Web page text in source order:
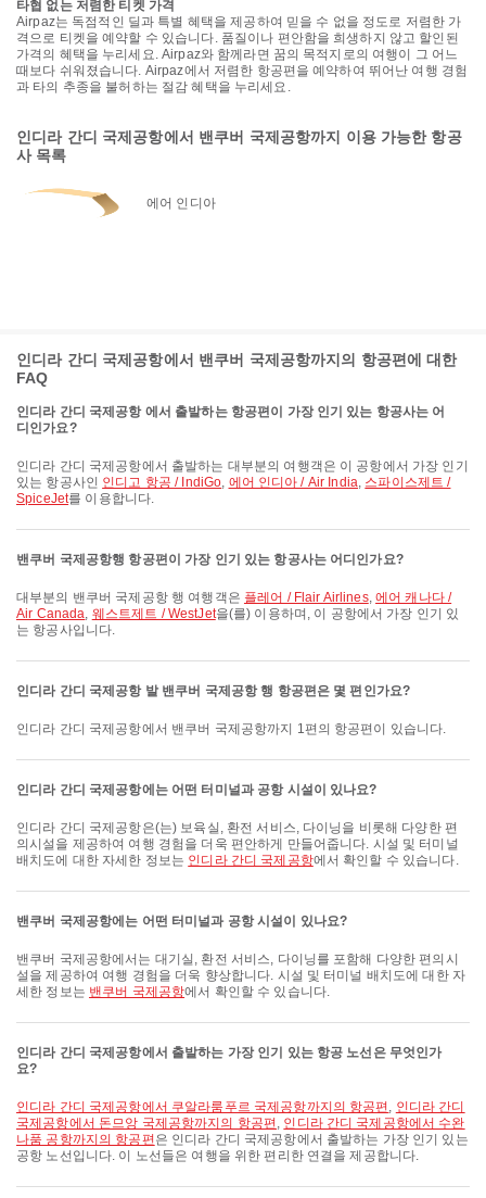
타협 없는 저렴한 티켓 가격
Airpaz는 독점적인 딜과 특별 혜택을 제공하여 믿을 수 없을 정도로 저렴한 가
격으로 티켓을 예약할 수 있습니다. 품질이나 편안함을 희생하지 않고 할인된
가격의 혜택을 누리세요. Airpaz와 함께라면 꿈의 목적지로의 여행이 그 어느
때보다 쉬워졌습니다. Airpaz에서 저렴한 항공편을 예약하여 뛰어난 여행 경험
과 타의 추종을 불허하는 절감 혜택을 누리세요.
인디라 간디 국제공항에서 밴쿠버 국제공항까지 이용 가능한 항공
사 목록
에어 인디아
인디라 간디 국제공항에서 밴쿠버 국제공항까지의 항공편에 대한
FAQ
인디라 간디 국제공항 에서 출발하는 항공편이 가장 인기 있는 항공사는 어
디인가요?
인디라 간디 국제공항에서 출발하는 대부분의 여행객은 이 공항에서 가장 인기
있는 항공사인 인디고 항공 / IndiGo, 에어 인디아 / Air India, 스파이스제트 /
SpiceJet를 이용합니다.
밴쿠버 국제공항행 항공편이 가장 인기 있는 항공사는 어디인가요?
대부분의 밴쿠버 국제공항 행 여행객은 플레어 / Flair Airlines,에어 캐나다 /
Air Canada, 웨스트제트 / WestJet을(를) 이용하며, 이 공항에서 가장 인기 있
는 항공사입니다.
인디라 간디 국제공항 발 밴쿠버 국제공항 행 항공편은 몇 편인가요?
인디라 간디 국제공항에서 밴쿠버 국제공항까지 1편의 항공편이 있습니다.
인디라 간디 국제공항에는 어떤 터미널과 공항 시설이 있나요?
인디라 간디 국제공항은(는) 보육실, 환전 서비스, 다이닝을 비롯해 다양한 편
의시설을 제공하여 여행 경험을 더욱 편안하게 만들어줍니다. 시설 및 터미널
배치도에 대한 자세한 정보는 인디라 간디 국제공항에서 확인할 수 있습니다.
밴쿠버 국제공항에는 어떤 터미널과 공항 시설이 있나요?
밴쿠버 국제공항에서는 대기실, 환전 서비스, 다이닝를 포함해 다양한 편의시
설을 제공하여 여행 경험을 더욱 향상합니다. 시설 및 터미널 배치도에 대한 자
세한 정보는 밴쿠버 국제공항에서 확인할 수 있습니다.
인디라 간디 국제공항에서 출발하는 가장 인기 있는 항공 노선은 무엇인가
요?
인디라 간디 국제공항에서 쿠알라룸푸르 국제공항까지의 항공편 , 인디라 간디
국제공항에서 돈므앙 국제공항까지의 항공편 , 인디라 간디 국제공항에서 수완
나품 공항까지의 항공편 은 인디라 간디 국제공항에서 출발하는 가장 인기 있는
공항 노선입니다. 이 노선들은 여행을 위한 편리한 연결을 제공합니다.